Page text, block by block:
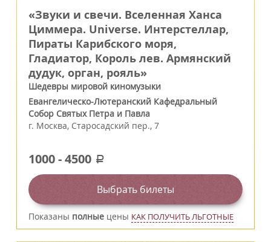
«Звуки и свечи. Вселенная Ханса
Циммера. Universe. Интерстеллар,
Пираты Карибского моря,
Гладиатор, Король лев. Армянский
дудук, орган, рояль»
Шедевры мировой киномузыки
Евангелическо-Лютеранский Кафедральный
Собор Святых Петра и Павла
г. Москва, Старосадский пер., 7
1000-4500 a
Выбрать билеты
Показаны полные цены КАК ПОЛУЧИТЬ ЛЬГОТНЫЕ